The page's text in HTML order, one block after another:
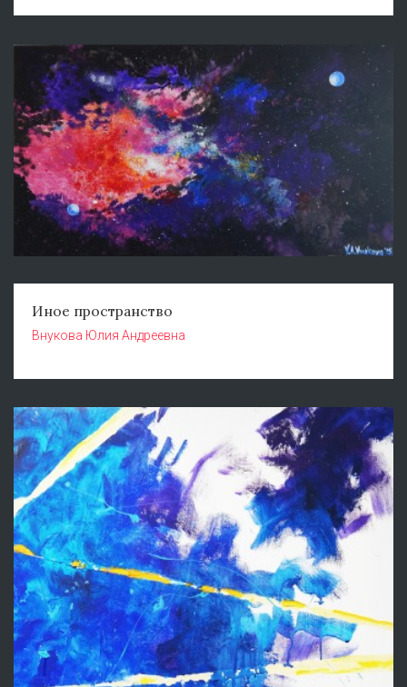
Иное пространство
Внукова Юлия Андреевна